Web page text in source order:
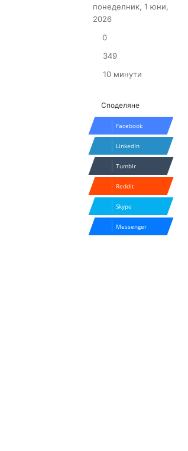
понеделник, 1 юни,
2026
0
349
10 минути
Споделяне
Facebook
LinkedIn
Tumblr
Reddit
Skype
Messenger